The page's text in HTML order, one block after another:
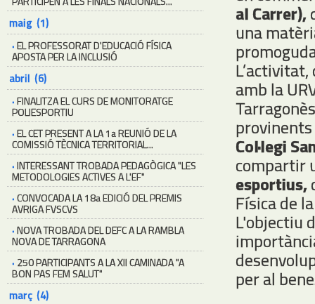
maig (1)
·EL PROFESSORAT D'EDUCACIÓ FÍSICA
APOSTA PER LA INCLUSIÓ
abril (6)
·FINALITZA EL CURS DE MONITORATGE
POLIESPORTIU
·EL CET PRESENT A LA 1a REUNIÓ DE LA
COMISSIÓ TÈCNICA TERRITORIAL...
·INTERESSANT TROBADA PEDAGÒGICA "LES
METODOLOGIES ACTIVES A L'EF"
·CONVOCADA LA 18a EDICIÓ DEL PREMIS
AVRIGA FVSCVS
·NOVA TROBADA DEL DEFC A LA RAMBLA
NOVA DE TARRAGONA
· 250 PARTICIPANTS A LA XII CAMINADA "A
BON PAS FEM SALUT"
març (4)
al Carrer),
una
amb la
Col·legi
compartir
esportius,
Física de
L'objectiu
per al